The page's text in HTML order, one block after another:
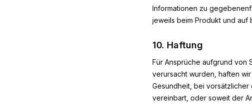
Informationen zu
jeweils beim Produkt und auf
10. Haftung
Für Ansprüche aufgrund von
verursacht wurden, haften
Gesundheit, bei
vereinbart, oder soweit der